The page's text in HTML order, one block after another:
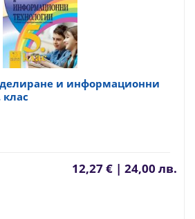
и информационни
клас
12,27 € | 24,00 лв.